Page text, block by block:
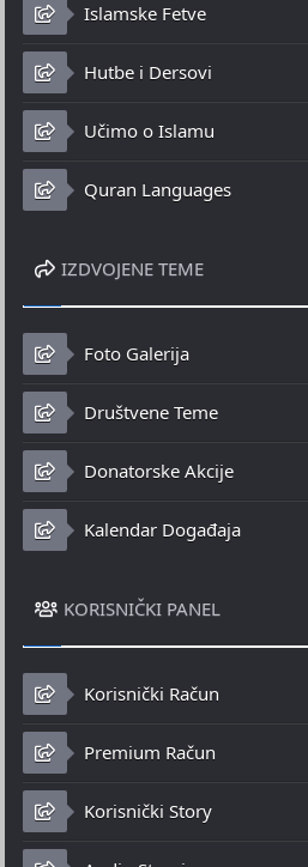
Islamske Fetve
Hutbe i Dersovi
Učimo o Islamu
Quran Languages
IZDVOJENE TEME
Foto Galerija
Društvene Teme
Donatorske Akcije
Kalendar Događaja
KORISNIČKI PANEL
Korisnički Račun
Premium Račun
Korisnički Story